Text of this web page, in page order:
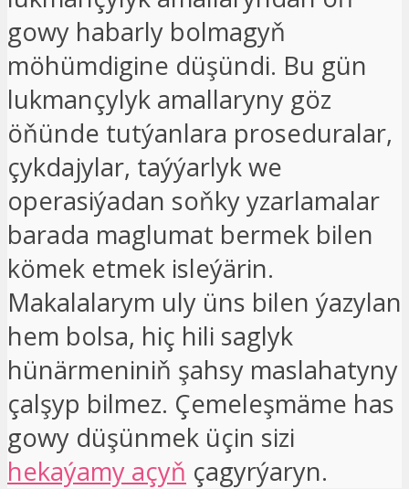
gowy habarly bolmagyň
möhümdigine düşündi. Bu gün
lukmançylyk amallaryny göz
öňünde tutýanlara proseduralar,
çykdajylar, taýýarlyk we
operasiýadan soňky yzarlamalar
barada maglumat bermek bilen
kömek etmek isleýärin.
Makalalarym uly üns bilen ýazylan
hem bolsa, hiç hili saglyk
hünärmeniniň şahsy maslahatyny
çalşyp bilmez. Çemeleşmäme has
gowy düşünmek üçin sizi
hekaýamy açyň çagyrýaryn.